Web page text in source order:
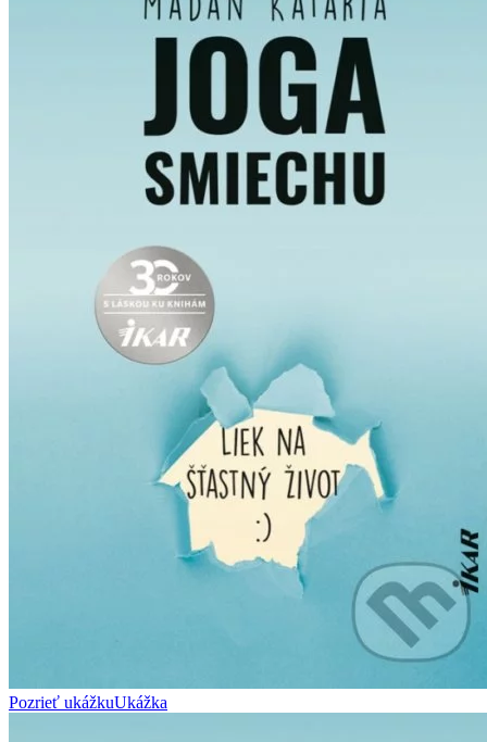
Pozrieť ukážkuUkážka